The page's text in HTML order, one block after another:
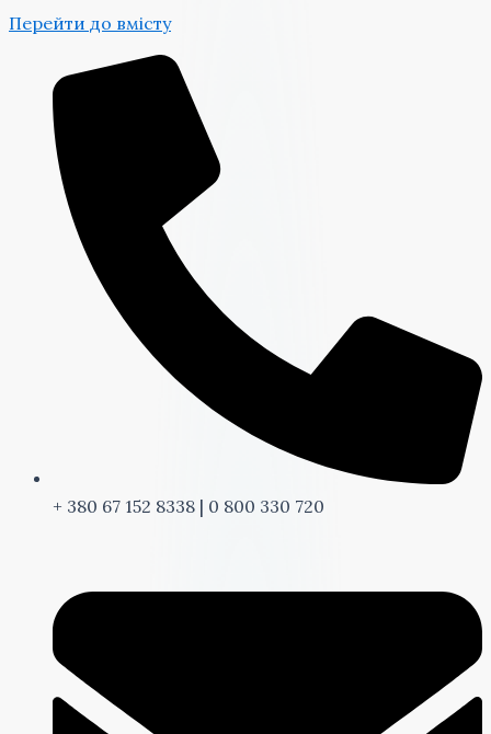
Перейти до вмісту
+ 380 67 152 8338 | 0 800 330 720